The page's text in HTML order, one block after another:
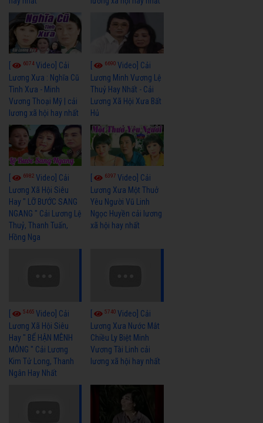
6074Video] Cải
Lương Xưa : Nghĩa Cũ
Tình Xưa - Minh
Vương Thoại Mỹ | cải
lương xã hội hay nhất
6690Video] Cải
Lương Minh Vương Lệ
Thuỷ Hay Nhất - Cải
Lương Xã Hội Xưa Bất
Hủ
6982 Video] Cải
Lương Xã Hội Siêu
Hay " LỠ BƯỚC SANG
NGANG " Cải Lương Lệ
Thuỷ, Thanh Tuấn,
Hồng Nga
6397Video] Cải
Lương Xưa Một Thuở
Yêu Người Vũ Linh
Ngọc Huyền cải lương
xã hội hay nhất
5465 Video] Cải
Lương Xã Hội Siêu
Hay " BỂ HẬN MÊNH
MÔNG " Cải Lương
Kim Tử Long, Thanh
Ngân Hay Nhất
5740Video] Cải
Lương Xưa Nước Mắt
Chiều Ly Biệt Minh
Vương Tài Linh cải
lương xã hội hay nhất